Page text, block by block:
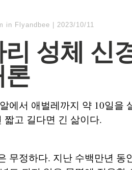
in Flyandbee 2023/10/11
리 성체 신
론
에서 애벌레까지 약 10일을
짧고 길다면 긴 삶이다.
무정하다. 지난 수백만년